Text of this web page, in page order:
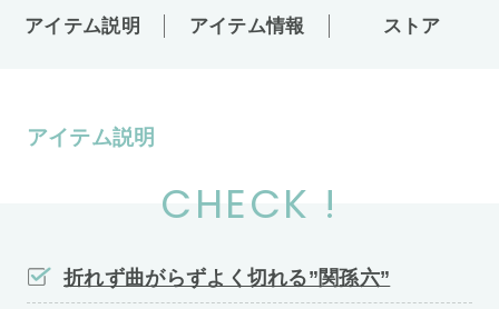
アイテム説明 アイテム情報 ストア
アイテム説明
CHECK !
折れず曲がらずよく切れる”関孫六”